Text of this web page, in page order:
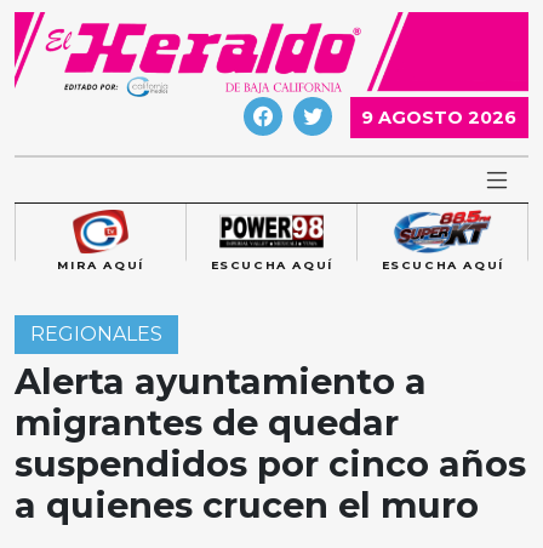
Skip
content
9 AGOSTO 2026
MIRA AQUÍ ESCUCHA AQUÍ ESCUCHA AQUÍ
REGIONALES
Alerta ayuntamiento a
migrantes de quedar
suspendidos por cinco años
a quienes crucen el muro